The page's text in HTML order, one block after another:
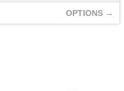
OPTIONS →